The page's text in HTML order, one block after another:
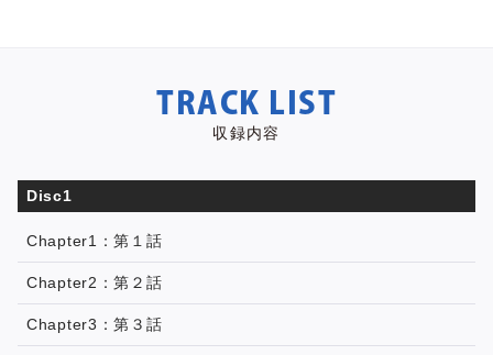
TRACK LIST
収録内容
Disc1
Chapter1：第１話
Chapter2：第２話
Chapter3：第３話